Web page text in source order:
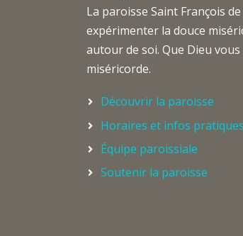
La paroisse Saint François
expérimenter la douce
autour de soi. Que Dieu
miséricorde.
Découvrir la paroisse
Horaires et infos pratiques
Équipe paroissiale
Soutenir la paroisse